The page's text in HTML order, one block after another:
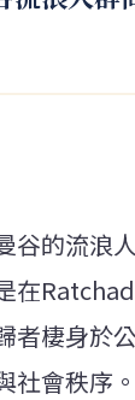
谷的流浪
在
者棲身於
社會秩序。